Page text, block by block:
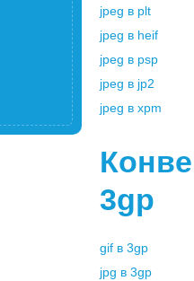
jpeg в plt
jpeg в heif
jpeg в psp
jpeg в jp2
jpeg в xpm
3gp
gif в 3gp
jpg в 3gp